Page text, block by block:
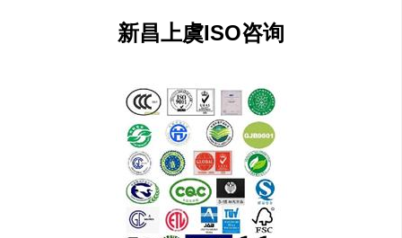
新昌上虞ISO咨询